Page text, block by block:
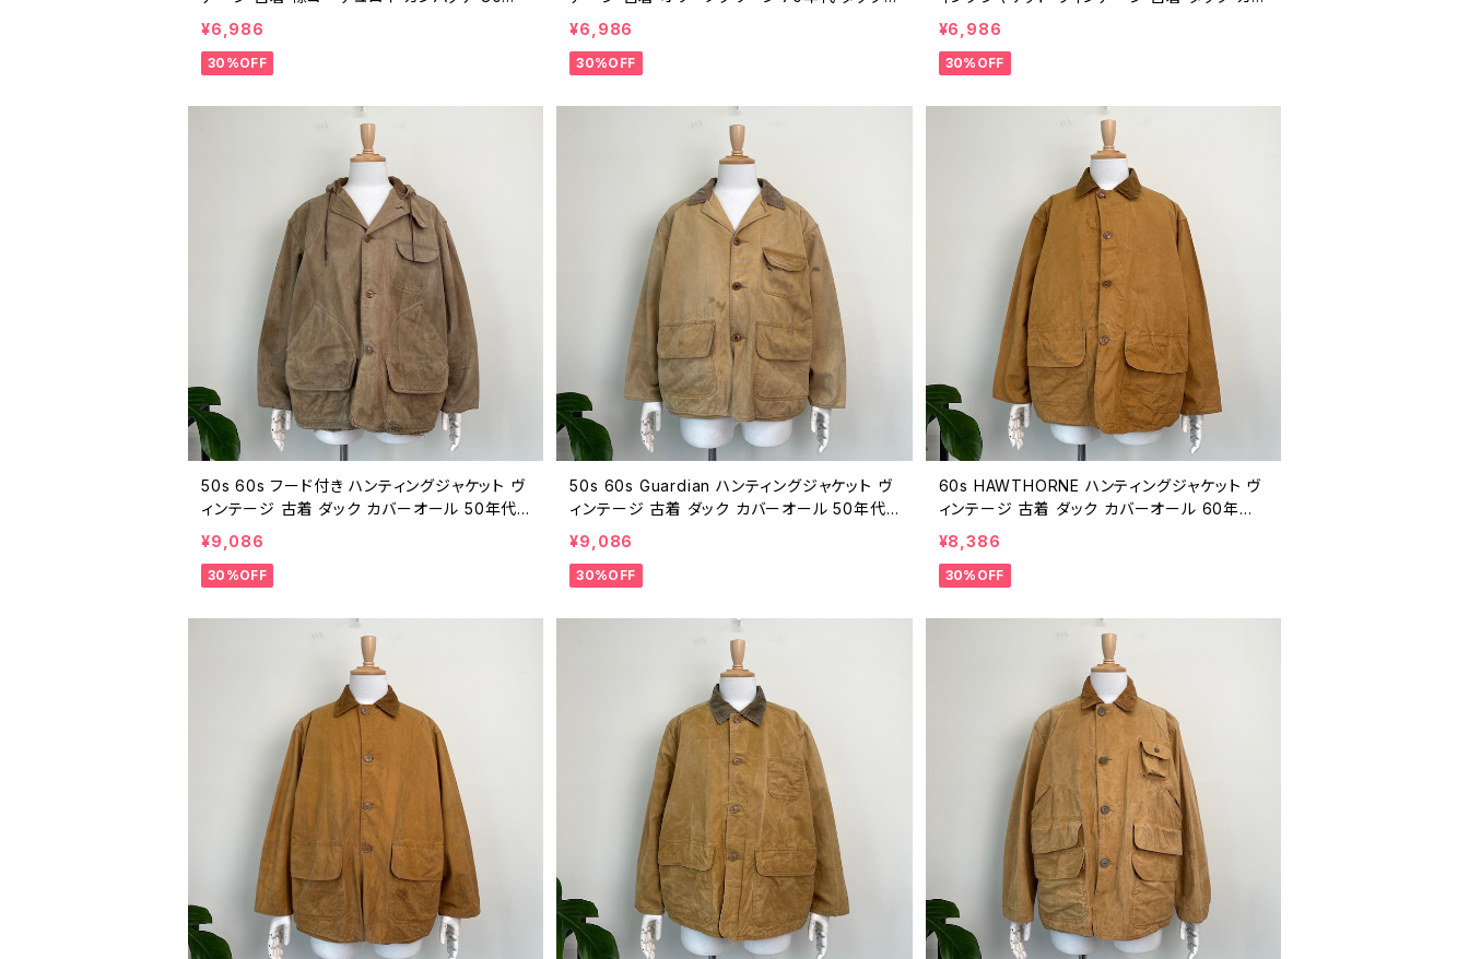
代 ダック カバーオール ビンテージ XL 26021
621
¥6,986
30%OFF
カバーオール ビンテージ L 26021620
¥6,986
30%OFF
ーオール 60年代 70年代 ビンテージ 260216
¥6,986
30%OFF
50s 60s フード付き ハンティングジャケット ヴ
ィンテージ 古着 ダック カバーオール 50年代
60年代 ビンテージ 26021618
¥9,086
30%OFF
50s 60s Guardian ハンティングジャケット ヴ
ィンテージ 古着 ダック カバーオール 50年代
60年代 ビンテージ 26021617
¥9,086
30%OFF
60s HAWTHORNE ハンティングジャケット ヴ
ィンテージ 古着 ダック カバーオール 60年代
ビンテージ 26021616
¥8,386
30%OFF